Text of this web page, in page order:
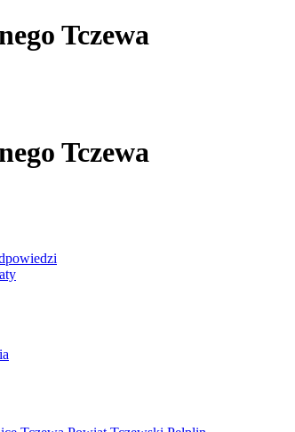
Tczewa
Tczewa